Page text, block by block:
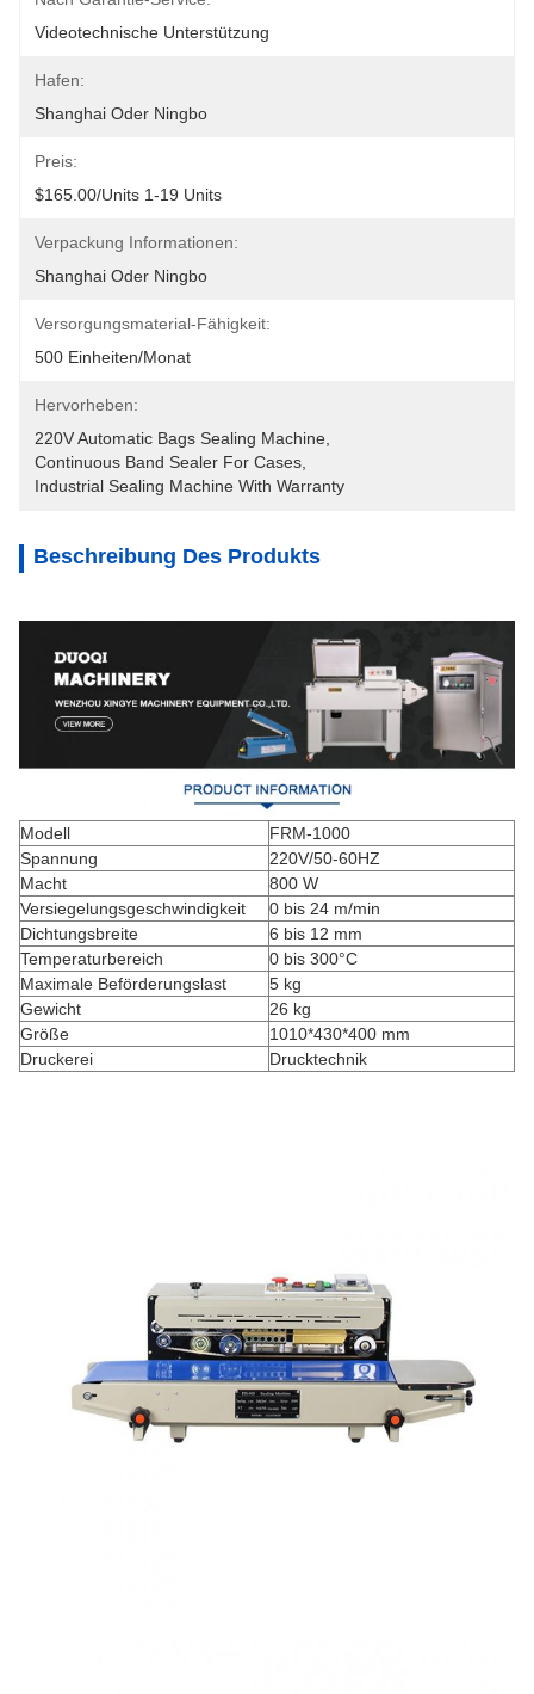
Videotechnische Unterstützung
Hafen:
Shanghai Oder Ningbo
Preis:
$165.00/units 1-19 Units
Verpackung Informationen:
Shanghai Oder Ningbo
Versorgungsmaterial-Fähigkeit:
500 Einheiten/Monat
Hervorheben:
220V Automatic Bags Sealing Machine
Continuous Band Sealer For Cases
Industrial Sealing Machine With Warranty
Beschreibung Des Produkts
Modell
FRM-1000
Spannung
220V/50-60HZ
Macht
800 W
Versiegelungsgeschwindigkeit
0 bis 24 m/min
Dichtungsbreite
6 bis 12 mm
Temperaturbereich
0 bis 300°C
Maximale Beförderungslast
5 kg
Gewicht
26 kg
Größe
1010*430*400 mm
Druckerei
Drucktechnik